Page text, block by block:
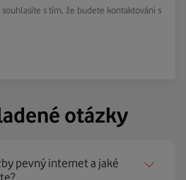
s tím, že budete kontaktováni s
otázky
pevný internet a jaké